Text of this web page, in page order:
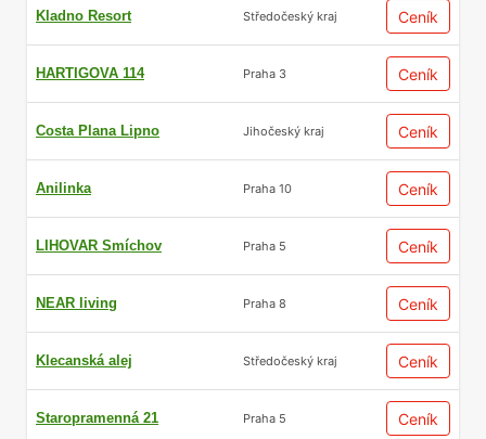
Kladno Resort Středočeský kraj Ceník
HARTIGOVA 114 Praha 3 Ceník
Costa Plana Lipno Jihočeský kraj Ceník
Anilinka Praha 10 Ceník
LIHOVAR Smíchov Praha 5 Ceník
NEAR living Praha 8 Ceník
Klecanská alej Středočeský kraj Ceník
Staropramenná 21 Praha 5 Ceník